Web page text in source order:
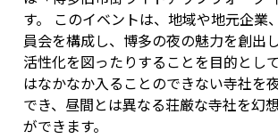
す。 このイベントは、地域や地元企業
員会を構成し、博多の夜の魅力を創出
活性化を図ったりすることを目的とし
はなかなか入ることのできない寺社を
でき、昼間とは異なる荘厳な寺社を幻
ができます。